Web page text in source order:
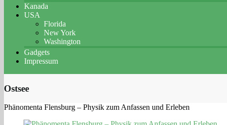
Kanada
USA
Florida
New York
Washington
Gadgets
Impressum
Ostsee
Phänomenta Flensburg – Physik zum Anfassen und Erleben